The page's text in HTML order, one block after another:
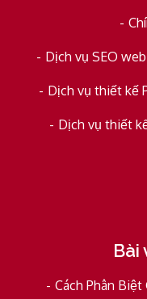
Dịch vụ SEO
Dịch vụ thiết kế
Dịch vụ thiết
Bài
Cách Phân Biệt